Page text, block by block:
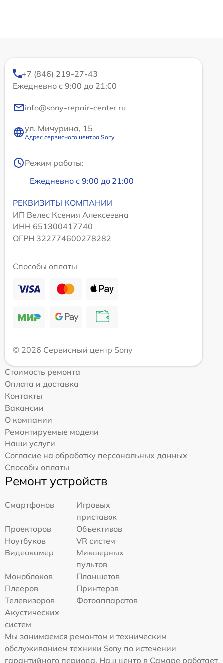
+7 (846) 219-27-43
Ежедневно с 9:00 до 21:00
info@sony-repair-center.ru
ул. Мичурина, 15
Адрес сервисного центра Sony
Режим работы:
Ежедневно с 9:00 до 21:00
РЕКВИЗИТЫ КОМПАНИИ
ИП Велес Ксения Алексеевна
ИНН 651300417740
ОГРН 322774600278282
Способы оплаты
© 2026 Сервисный центр Sony
Стоимость ремонта
Оплата и доставка
Контакты
Вакансии
О компании
Ремонтируемые модели
Наши услуги
Согласие на обработку персональных данных
Способы оплаты
Ремонт устройств
Смартфонов
Игровых
приставок
Проекторов
Объективов
Ноутбуков
VR систем
Видеокамер
Микшерных
пультов
Моноблоков
Планшетов
Плееров
Принтеров
Телевизоров
Фотоаппаратов
Акустических
систем
Мы занимаемся ремонтом и техническим
обслуживанием техники Sony по истечении
гарантийного периода. Наш центр в Самаре работает